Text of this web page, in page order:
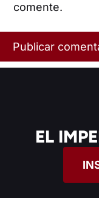
comente.
EL